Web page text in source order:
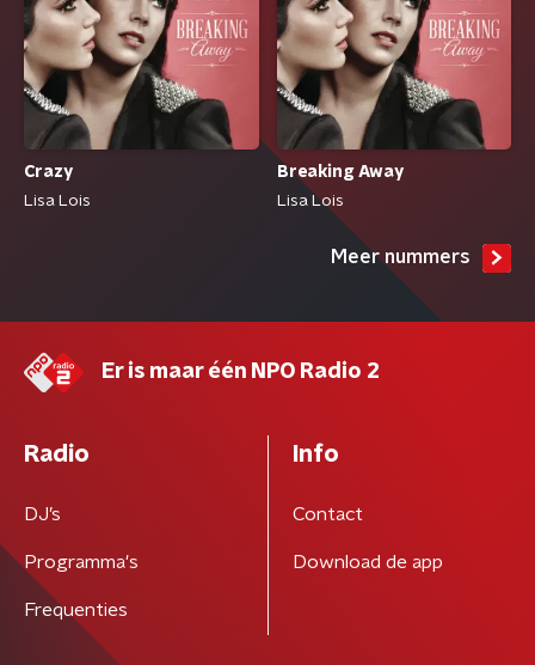
Crazy
Lisa Lois
Breaking Away
Lisa Lois
Meer nummers
Er is maar één NPO Radio 2
Radio
DJ’s
Programma's
Frequenties
Info
Contact
Download de app